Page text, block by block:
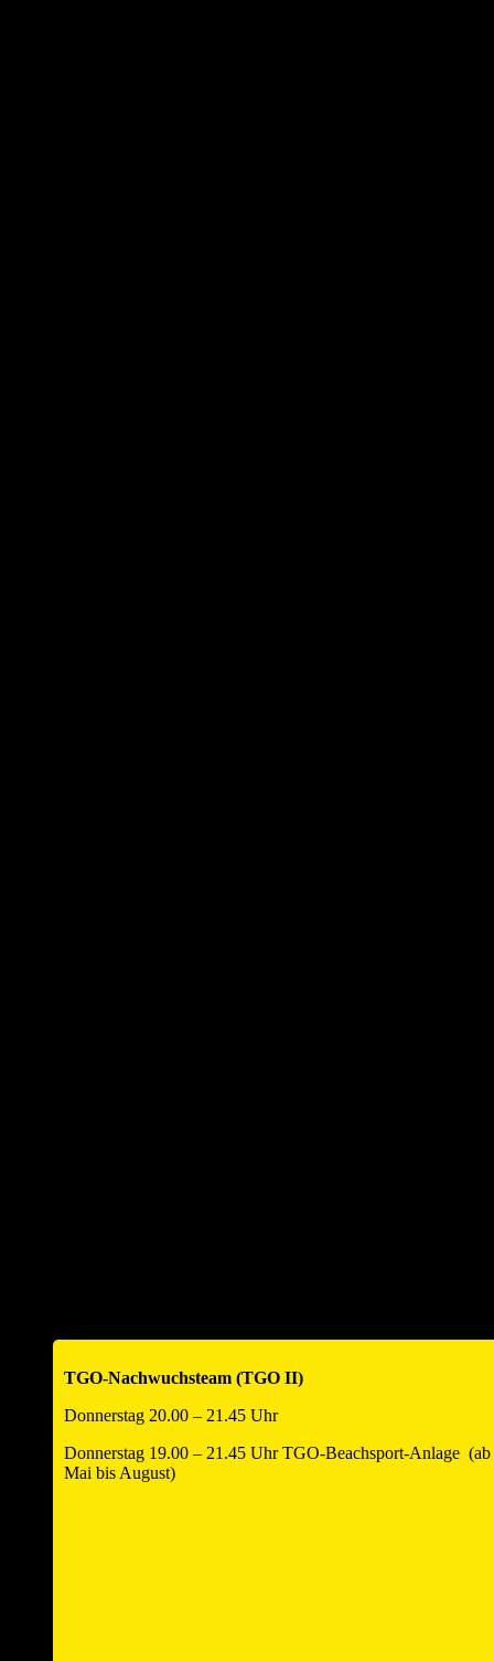
TGO-Nachwuchsteam (TGO II)
Donnerstag 20.00 – 21.45 Uhr
Donnerstag 19.00 – 21.45 Uhr TGO-Beachsport-Anlage (ab
Mai bis August)